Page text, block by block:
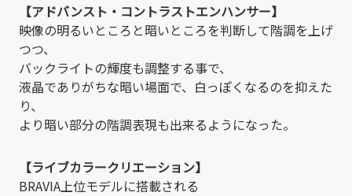
【アドバンスト・コントラストエンハンサー】
映像の明るいところと暗いところを判断して階調を上げ
つつ、
バックライトの輝度も調整する事で、
液晶でありがちな暗い場面で、白っぽくなるのを抑えた
り、
より暗い部分の階調表現も出来るようになった。
【ライブカラークリエーション】
BRAVIA上位モデルに搭載される